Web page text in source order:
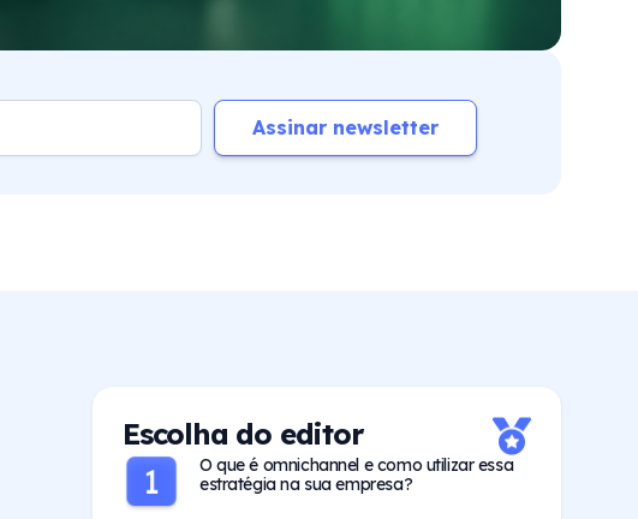
Assinar newsletter
Escolha do editor
O que é omnichannel e como utilizar essa
estratégia na sua empresa?